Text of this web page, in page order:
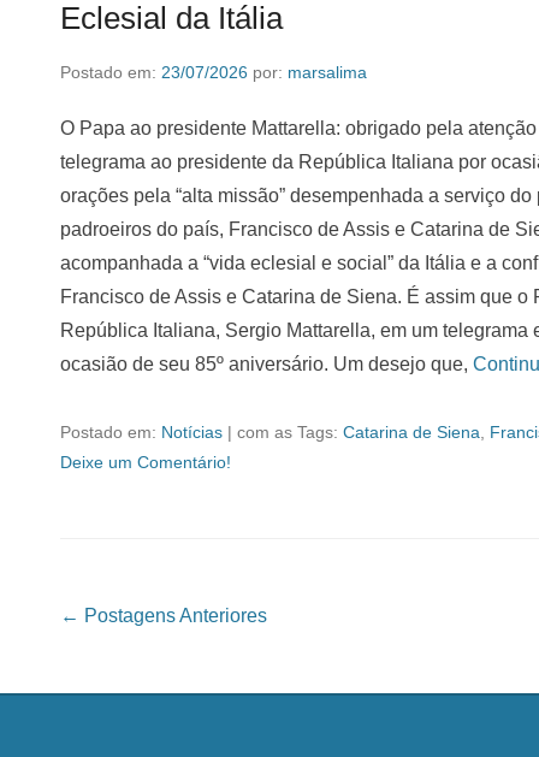
Eclesial da Itália
Postado em: 23/07/2026 por: marsalima
O Papa ao presidente Mattarella: obrigado pela
telegrama ao presidente da República Italiana por
orações pela “alta missão” desempenhada a serviço
padroeiros do país, Francisco de Assis e Catarina de
acompanhada a “vida eclesial e social” da Itália e a
Francisco de Assis e Catarina de Siena. É assim que
República Italiana, Sergio Mattarella, em um
ocasião de seu 85º aniversário. Um desejo que,
Postado em: Notícias | com as Tags: Catarina de Siena
Deixe um Comentário!
Navegação das Postagens
← Postagens Anteriores